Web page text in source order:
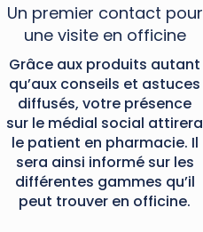
Un premier contact pour
une visite en officine
Grâce aux produits autant
qu’aux conseils et astuces
diffusés, votre présence
sur le médial social attirera
le patient en pharmacie. Il
sera ainsi informé sur les
différentes gammes qu’il
peut trouver en officine.